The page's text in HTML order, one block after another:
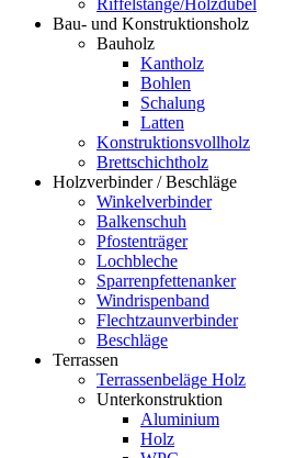
Riffelstange/Holzdübel
Bau- und Konstruktionsholz
Bauholz
Kantholz
Bohlen
Schalung
Latten
Konstruktionsvollholz
Brettschichtholz
Holzverbinder / Beschläge
Winkelverbinder
Balkenschuh
Pfostenträger
Lochbleche
Sparrenpfettenanker
Windrispenband
Flechtzaunverbinder
Beschläge
Terrassen
Terrassenbeläge Holz
Unterkonstruktion
Aluminium
Holz